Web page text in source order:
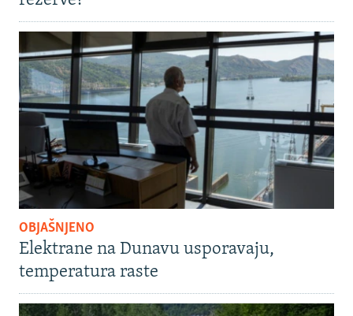
OBJAŠNJENO
Elektrane na Dunavu usporavaju,
temperatura raste